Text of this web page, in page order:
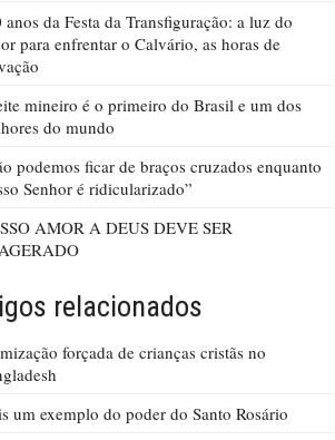
anos da Festa da Transfiguração: a luz do
para enfrentar o Calvário, as horas de
mineiro é o primeiro do Brasil e um dos
do mundo
podemos ficar de braços cruzados enquanto
Senhor é ridicularizado”
AMOR A DEUS DEVE SER
relacionados
forçada de crianças cristãs no
um exemplo do poder do Santo Rosário